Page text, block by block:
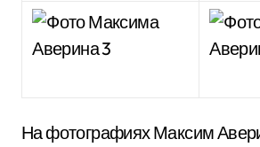
На фотографиях Максим